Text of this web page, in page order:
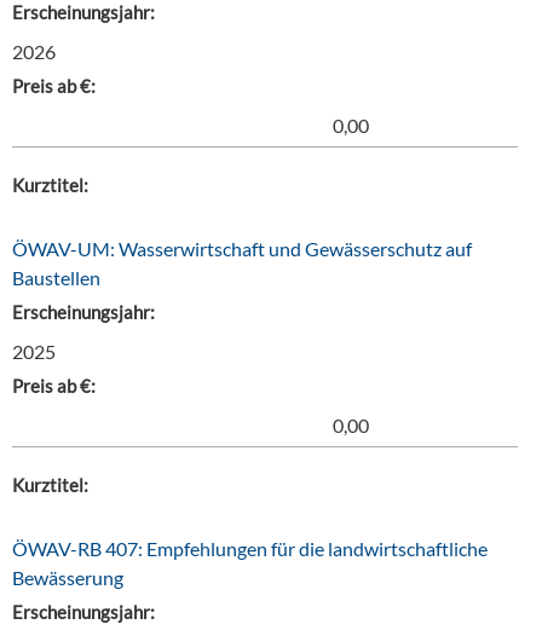
Erscheinungsjahr:
2026
Preis ab €:
0,00
Kurztitel:
ÖWAV-UM: Wasserwirtschaft und Gewässerschutz auf
Baustellen
Erscheinungsjahr:
2025
Preis ab €:
0,00
Kurztitel:
ÖWAV-RB 407: Empfehlungen für die landwirtschaftliche
Bewässerung
Erscheinungsjahr: